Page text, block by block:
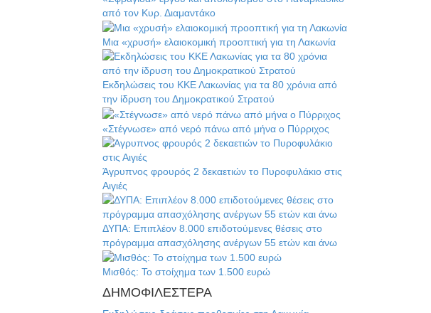
από τον Κυρ. Διαμαντάκο
Μια «χρυσή» ελαιοκομική προοπτική για τη Λακωνία
Εκδηλώσεις του ΚΚΕ Λακωνίας για τα 80 χρόνια από
την ίδρυση του Δημοκρατικού Στρατού
«Στέγνωσε» από νερό πάνω από μήνα ο Πύρριχος
Άγρυπνος φρουρός 2 δεκαετιών το Πυροφυλάκιο στις
Αιγιές
ΔΥΠΑ: Επιπλέον 8.000 επιδοτούμενες θέσεις στο
πρόγραμμα απασχόλησης ανέργων 55 ετών και άνω
Μισθός: Το στοίχημα των 1.500 ευρώ
ΔΗΜΟΦΙΛΕΣΤΕΡΑ